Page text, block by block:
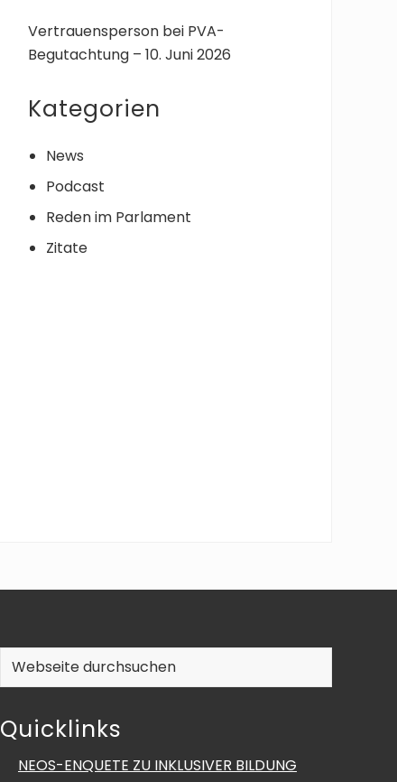
Vertrauensperson bei PVA-
Begutachtung – 10. Juni 2026
Kategorien
News
Podcast
Reden im Parlament
Zitate
Webseite
Quicklinks
NEOS-ENQUETE ZU INKLUSIVER BILDUNG